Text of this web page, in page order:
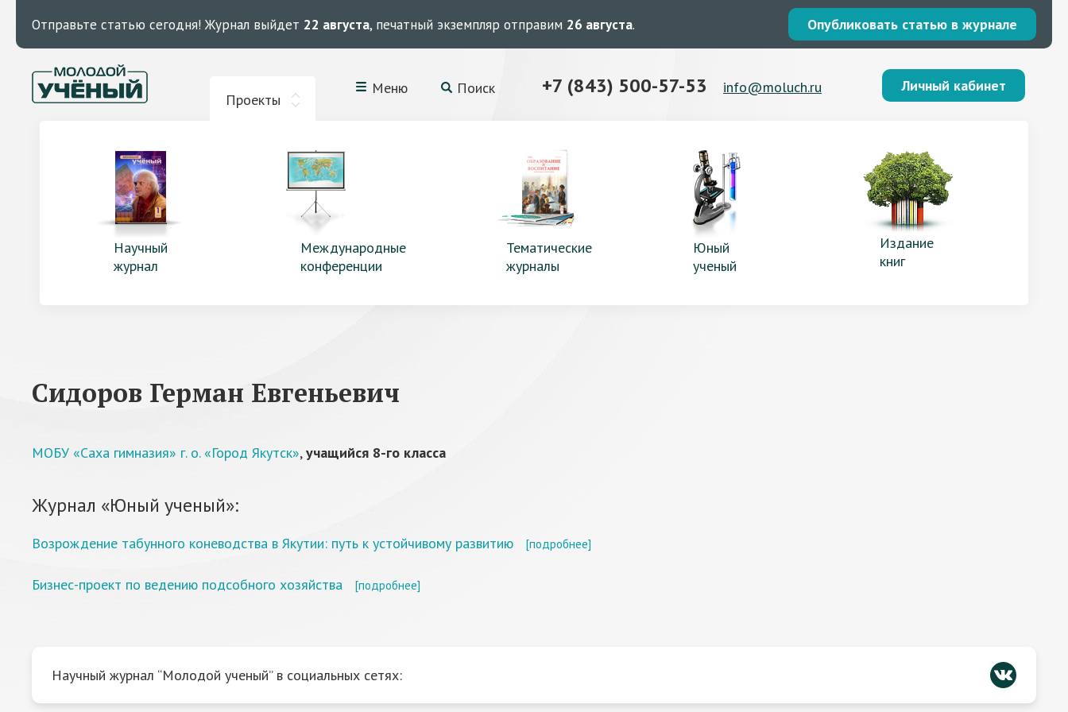
Отправьте статью сегодня! Журнал выйдет 22 августа, печатный экземпляр отправим 26 августа. Опубликовать статью в журнале
Проекты
Меню Поиск +7 (843) 500-57-53 info@moluch.ru Личный кабинет
Научный
журнал
Международные
конференции
Тематические
журналы
Юный
ученый
Издание
книг
Сидоров Герман Евгеньевич
МОБУ «Саха гимназия» г. о. «Город Якутск»,учащийся 8-го класса
Журнал «Юный ученый»:
Возрождение табунного коневодства в Якутии: путь к устойчивому развитию [подробнее]
Бизнес-проект по ведению подсобного хозяйства [подробнее]
Научный журнал “Молодой ученый” в социальных сетях: